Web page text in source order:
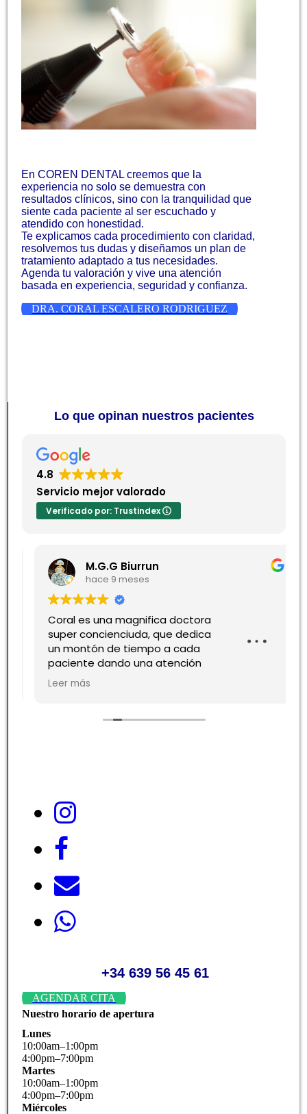
En COREN DENTAL creemos que la
experiencia no solo se demuestra con
resultados clínicos, sino con la tranquilidad que
siente cada paciente al ser escuchado y
atendido con honestidad.
Te explicamos cada procedimiento con claridad,
resolvemos tus dudas y diseñamos un plan de
tratamiento adaptado a tus necesidades.
Agenda tu valoración y vive una atención
basada en experiencia, seguridad y confianza.
DRA. CORAL ESCALERO RODRIGUEZ
Lo que opinan nuestros pacientes
+34 639 56 45 61
AGENDAR CITA
Nuestro horario de apertura
Lunes
10:00am–1:00pm
4:00pm–7:00pm
Martes
10:00am–1:00pm
4:00pm–7:00pm
Miércoles